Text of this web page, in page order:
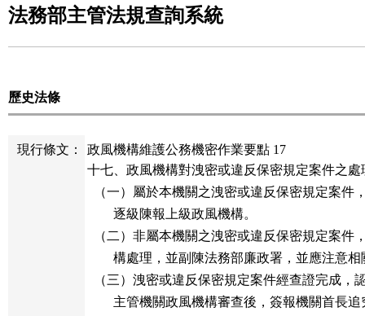
法務部主管法規查詢系統
歷史法條
現行條文：
政風機構維護公務機密作業要點 17
十七、政風機構對洩密或違反保密規定案件之處
（一）屬於本機關之洩密或違反保密規定案件
        逐級陳報上級政風機構。
（二）非屬本機關之洩密或違反保密規定案件
構處理，並副陳法務部廉政署，並應注意
（三）洩密或違反保密規定案件經查證完成，
主管機關政風機構審查後，簽報機關首長